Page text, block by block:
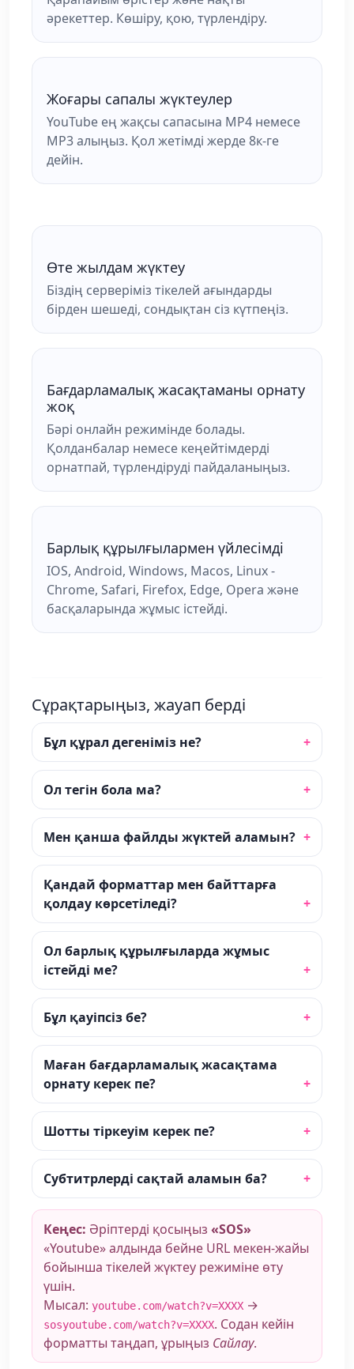
әрекеттер. Көшіру, қою, түрлендіру.
Жоғары сапалы жүктеулер
YouTube ең жақсы сапасына MP4 немесе
MP3 алыңыз. Қол жетімді жерде 8к-ге
дейін.
Өте жылдам жүктеу
Біздің серверіміз тікелей ағындарды
бірден шешеді, сондықтан сіз күтпеңіз.
Бағдарламалық жасақтаманы орнату
жоқ
Бәрі онлайн режимінде болады.
Қолданбалар немесе кеңейтімдерді
орнатпай, түрлендіруді пайдаланыңыз.
Барлық құрылғылармен үйлесімді
IOS, Android, Windows, Macos, Linux -
Chrome, Safari, Firefox, Edge, Opera және
басқаларында жұмыс істейді.
Сұрақтарыңыз, жауап берді
Бұл құрал дегеніміз не?
Ол тегін бола ма?
Мен қанша файлды жүктей аламын?
Қандай форматтар мен байттарға
қолдау көрсетіледі?
Ол барлық құрылғыларда жұмыс
істейді ме?
Бұл қауіпсіз бе?
Маған бағдарламалық жасақтама
орнату керек пе?
Шотты тіркеуім керек пе?
Субтитрлерді сақтай аламын ба?
Кеңес: Әріптерді қосыңыз «SOS»
«Youtube» алдында бейне URL мекен-жайы
бойынша тікелей жүктеу режиміне өту
үшін.
Мысал: youtube.com/watch?v=XXXX →
sosyoutube.com/watch?v=XXXX. Содан кейін
форматты таңдап, ұрыңыз Сайлау.